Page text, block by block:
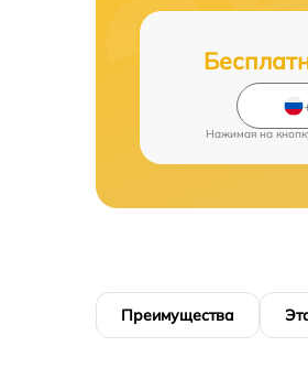
Нажимая на
Преимущества